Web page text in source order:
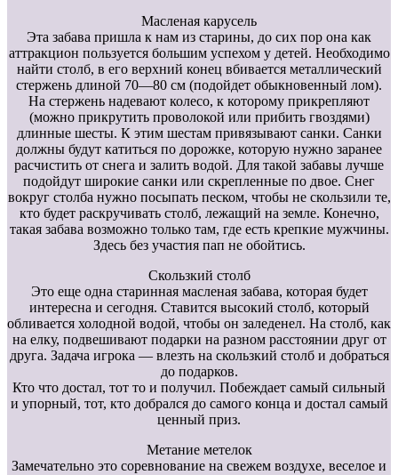
Масленая карусель
Эта забава пришла к нам из старины, до сих пор она как
аттракцион пользуется большим успехом у детей. Необходимо
найти столб, в его верхний конец вбивается металлический
стержень длиной 70—80 см (подойдет обыкновенный лом).
На стержень надевают колесо, к которому прикрепляют
(можно прикрутить проволокой или прибить гвоздями)
длинные шесты. К этим шестам привязывают санки. Санки
должны будут катиться по дорожке, которую нужно заранее
расчистить от снега и залить водой. Для такой забавы лучше
подойдут широкие санки или скрепленные по двое. Снег
вокруг столба нужно посыпать песком, чтобы не скользили те,
кто будет раскручивать столб, лежащий на земле. Конечно,
такая забава возможно только там, где есть крепкие мужчины.
Здесь без участия пап не обойтись.
Скользкий столб
Это еще одна старинная масленая забава, которая будет
интересна и сегодня. Ставится высокий столб, который
обливается холодной водой, чтобы он заледенел. На столб, как
на елку, подвешивают подарки на разном расстоянии друг от
друга. Задача игрока — влезть на скользкий столб и добраться
до подарков.
Кто что достал, тот то и получил. Побеждает самый сильный
и упорный, тот, кто добрался до самого конца и достал самый
ценный приз.
Метание метелок
Замечательно это соревнование на свежем воздухе, веселое и